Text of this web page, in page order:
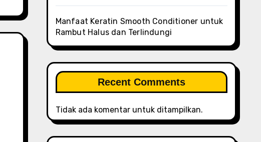
Manfaat Keratin Smooth Conditioner untuk
Rambut Halus dan Terlindungi
Recent Comments
Tidak ada komentar untuk ditampilkan.